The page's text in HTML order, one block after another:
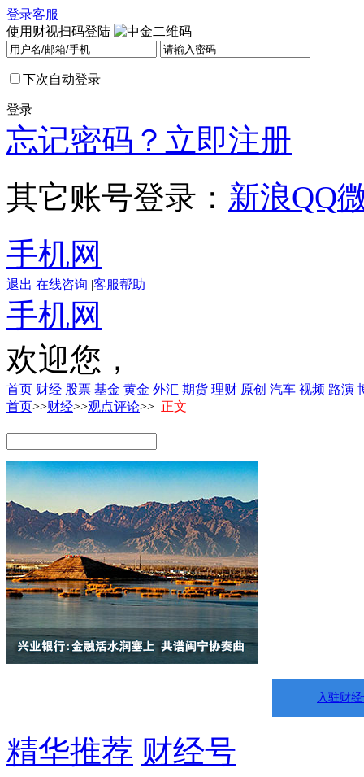
登录客服
使用财视扫码登陆
下次自动登录
登录
忘记密码？ 立即注册
其它账号登录： 新浪QQ
手机网
退出 在线咨询 |客服帮助
手机网
欢迎您，
首页 财经 股票 基金 黄金 外汇 期货 理财 原创 汽车 视频 路演
首页>>财经>>观点评论>> 正文
入驻财
精华推荐 财经号